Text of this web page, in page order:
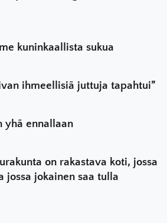
kuninkaallista sukua
ihmeellisiä juttuja tapahtui”
yhä ennallaan
on rakastava koti, jossa
jossa jokainen saa tulla